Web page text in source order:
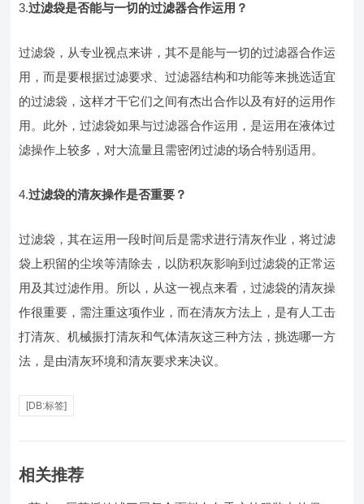
3.过滤袋是否能与一切的过滤器合作运用？
过滤袋，从专业视点来讲，其不是能与一切的过滤器合作运
用，而是要根据过滤要求、过滤器结构和功能等来挑选适宜
的过滤袋，这样才干它们之间有杰出合作以及有好的运用作
用。此外，过滤袋如果与过滤器合作运用，是运用在液体过
滤操作上较多，对大流量且需密闭过滤的场合特别适用。
4.过滤袋的清灰操作是否重要？
过滤袋，其在运用一段时间后是需求进行清灰作业，将过滤
袋上积留的尘埃等清除去，以防积灰影响到过滤袋的正常运
用及其过滤作用。所以，从这一视点来看，过滤袋的清灰操
作很重要，需注重这项作业，而在清灰方法上，是有人工击
打清灰、机械振打清灰和气体清灰这三种方法，挑选哪一方
法，是由清灰环境和清灰要求来决议。
[DB:标签]
相关推荐